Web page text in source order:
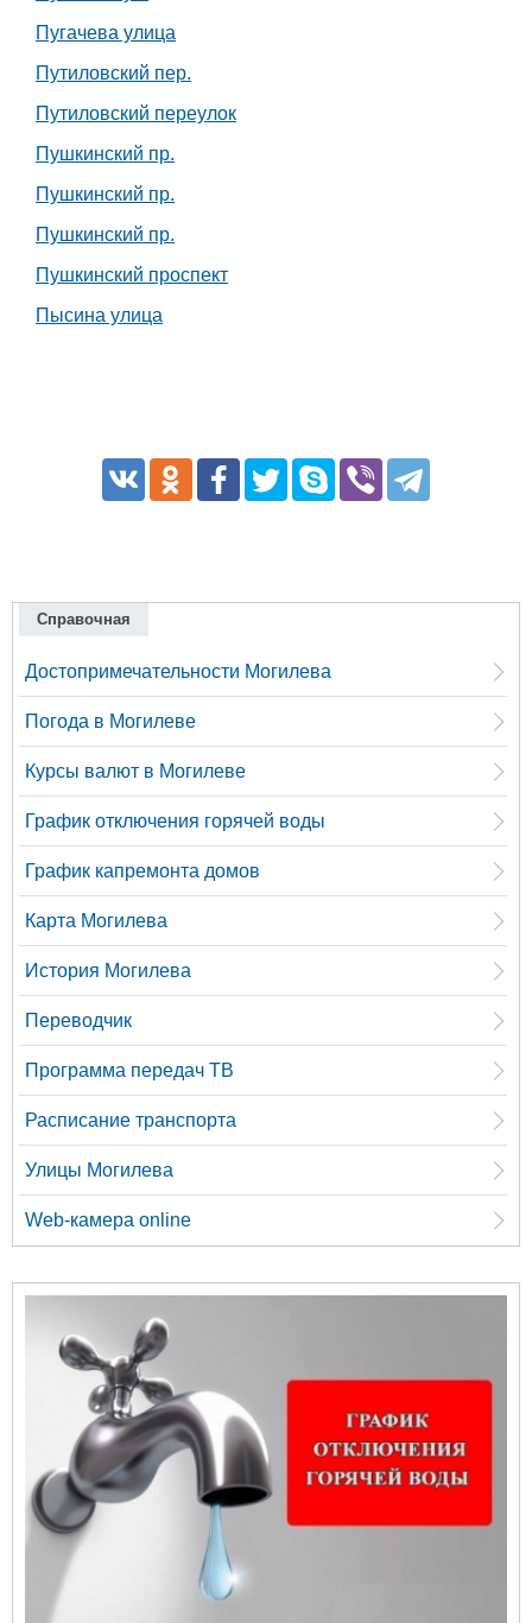
Пугачева улица
Путиловский пер.
Путиловский переулок
Пушкинский пр.
Пушкинский пр.
Пушкинский пр.
Пушкинский проспект
Пысина улица
Справочная
Достопримечательности Могилева
Погода в Могилеве
Курсы валют в Могилеве
График отключения горячей воды
График капремонта домов
Карта Могилева
История Могилева
Переводчик
Программа передач ТВ
Расписание транспорта
Улицы Могилева
Web-камера online